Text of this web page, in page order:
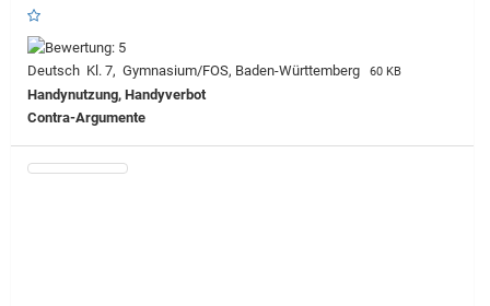
Deutsch Kl. 7, Gymnasium/FOS, Baden-Württemberg 60 KB
Handynutzung, Handyverbot
Contra-Argumente